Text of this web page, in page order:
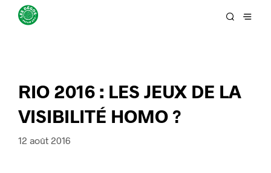
RIO 2016 : LES JEUX DE LA
VISIBILITÉ HOMO ?
12 août 2016